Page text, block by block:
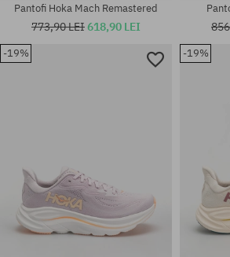
Mărimi existente:
Pantofi Hoka Mach Remastered
773,90 LEI618,90 LEI
-19% -19%